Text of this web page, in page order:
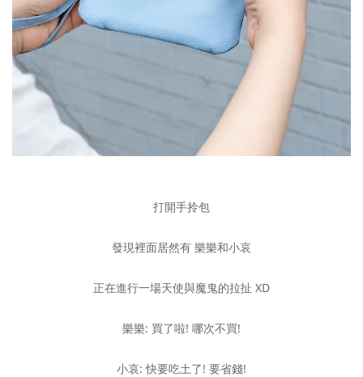
打開手拎包
發現裡面居然有 樂樂和小哀
正在進行一場天使與魔鬼的拉扯 XD
樂樂: 買了啦! 哪次不買!
小哀: 快要吃土了! 要省錢!